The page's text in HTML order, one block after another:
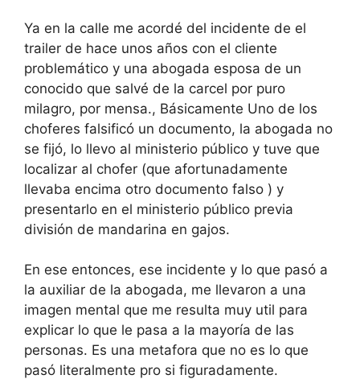
Ya en la calle me acordé del incidente de el
trailer de hace unos años con el cliente
problemático y una abogada esposa de un
conocido que salvé de la carcel por puro
milagro, por mensa., Básicamente Uno de los
choferes falsificó un documento, la abogada no
se fijó, lo llevo al ministerio público y tuve que
localizar al chofer (que afortunadamente
llevaba encima otro documento falso ) y
presentarlo en el ministerio público previa
división de mandarina en gajos.
En ese entonces, ese incidente y lo que pasó a
la auxiliar de la abogada, me llevaron a una
imagen mental que me resulta muy util para
explicar lo que le pasa a la mayoría de las
personas. Es una metafora que no es lo que
pasó literalmente pro si figuradamente.